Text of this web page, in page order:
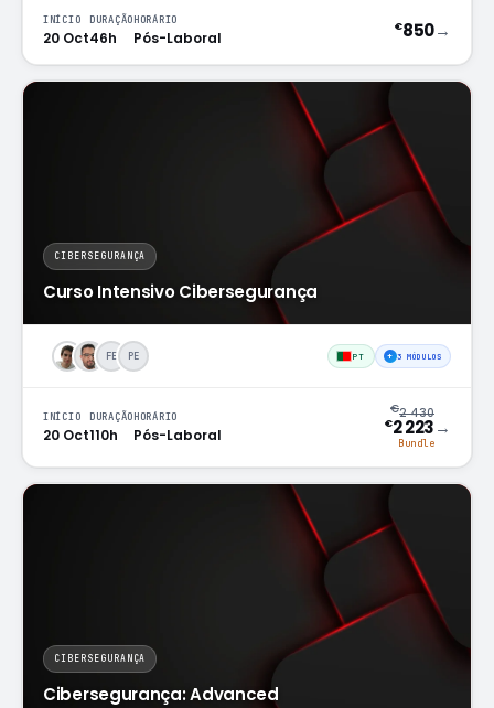
INÍCIO
20 Oct
DURAÇÃO
46h
HORÁRIO
Pós-Laboral
€850→
CIBERSEGURANÇA
Curso Intensivo Cibersegurança
FE PE PT + 3 MÓDULOS
INÍCIO
20 Oct
DURAÇÃO
110h
HORÁRIO
Pós-Laboral
€2 430
€2 223
Bundle
→
CIBERSEGURANÇA
Cibersegurança: Advanced